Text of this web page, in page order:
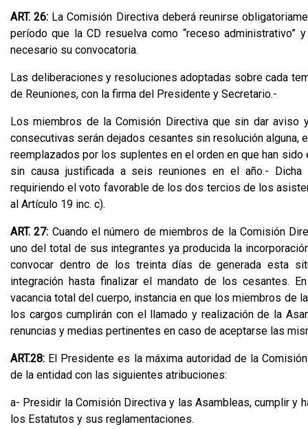
ART. 26: La Comisión Directiva deberá reunirse
período que la CD resuelva como “receso administrativo”
necesario su convocatoria.
Las deliberaciones y resoluciones adoptadas sobre cada
de Reuniones, con la firma del Presidente y Secretario.-
Los miembros de la Comisión Directiva que sin dar aviso
consecutivas serán dejados cesantes sin resolución alguna,
reemplazados por los suplentes en el orden en que han
sin causa justificada a seis reuniones en el año.-
requiriendo el voto favorable de los dos tercios de los
al Artículo 19 inc. c).
ART. 27: Cuando el número de miembros de la Comisión
uno del total de sus integrantes ya producida la
convocar dentro de los treinta días de generada esta
integración hasta finalizar el mandato de los cesantes.
vacancia total del cuerpo, instancia en que los miembros de
los cargos cumplirán con el llamado y realización de la
renuncias y medias pertinentes en caso de aceptarse las
ART.28: El Presidente es la máxima autoridad de la
de la entidad con las siguientes atribuciones:
a- Presidir la Comisión Directiva y las Asambleas, cumplir y
los Estatutos y sus reglamentaciones.